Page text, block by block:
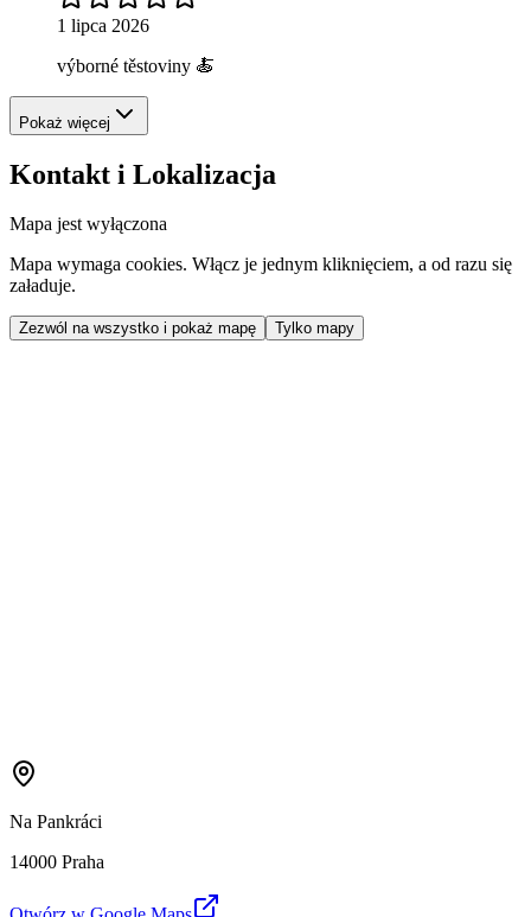
1 lipca 2026
výborné těstoviny 🍝
Pokaż więcej
Kontakt i Lokalizacja
Mapa jest wyłączona
Mapa wymaga cookies. Włącz je jednym kliknięciem, a od razu się
załaduje.
Zezwól na wszystko i pokaż mapę Tylko mapy
Na Pankráci
14000 Praha